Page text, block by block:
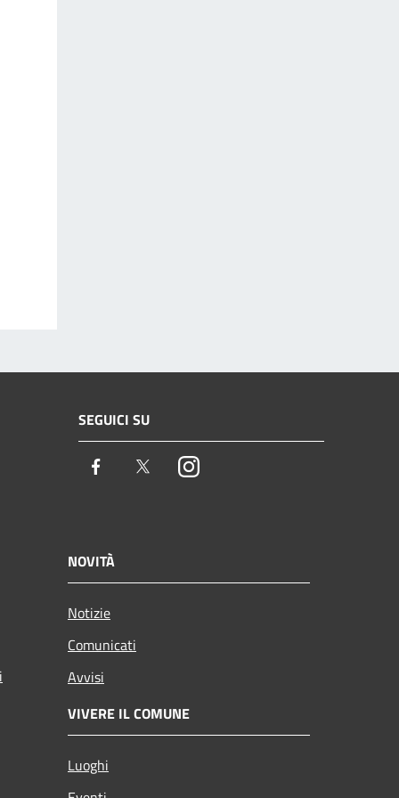
SEGUICI SU
Facebook TwitterInstagram
NOVITÀ
Notizie
Comunicati
Avvisi
VIVERE IL COMUNE
Luoghi